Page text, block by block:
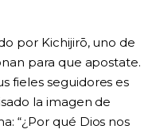
por Kichijirō, uno de
para que apostate.
fieles seguidores es
la imagen de
“¿Por qué Dios nos